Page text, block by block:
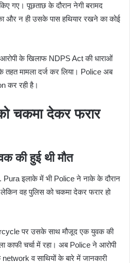
गए। पूछताछ के दौरान नेगी बरामद
और न ही उसके पास हथियार रखने का कोई
के खिलाफ NDPS Act की धाराओं
मामला दर्ज कर लिया। Police अब
कर रही है।
चकमा देकर फरार
की हुई थी मौत
इलाके में भी Police ने नाके के दौरान
वह पुलिस को चकमा देकर फरार हो
पर उसके साथ मौजूद एक युवक की
काफी चर्चा में रहा। अब Police ने आरोपी
व साथियों के बारे में जानकारी